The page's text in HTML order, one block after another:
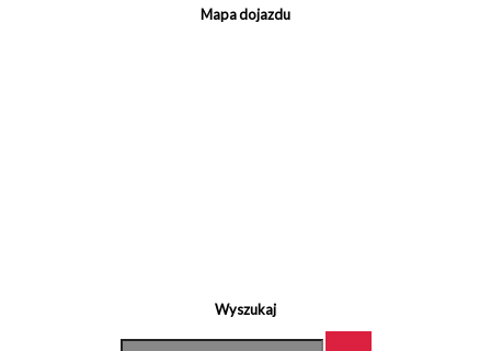
Mapa dojazdu
Wyszukaj